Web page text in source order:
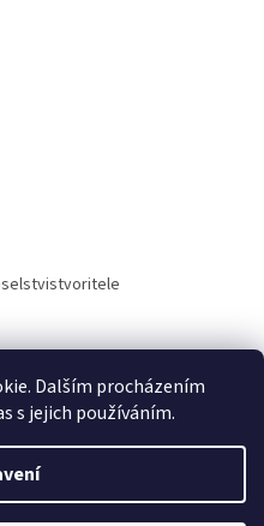
Dalším procházením
s jejich používáním.
Shoptet